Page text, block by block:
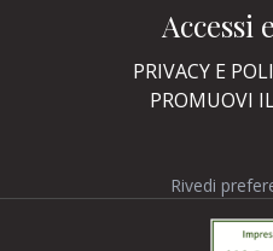
Accessi
PRIVACY E
PROMUOVI
Rivedi